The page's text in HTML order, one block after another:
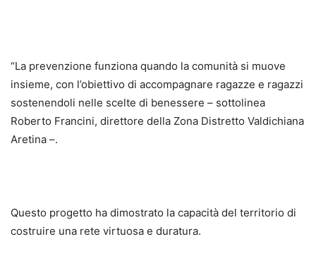
“La prevenzione funziona quando la comunità si muove
insieme, con l’obiettivo di accompagnare ragazze e ragazzi
sostenendoli nelle scelte di benessere – sottolinea
Roberto Francini, direttore della Zona Distretto Valdichiana
Aretina –.
Questo progetto ha dimostrato la capacità del territorio di
costruire una rete virtuosa e duratura.